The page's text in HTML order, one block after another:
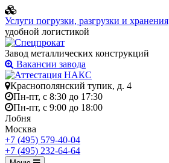
Услуги погрузки, разгрузки и хранения
удобной логистикой
Завод металлических конструкций
Вакансии завода
Краснополянский тупик, д. 4
Пн-пт, с 8:30 до 17:30
Пн-пт, с 9:00 до 18:00
Лобня
Москва
+7 (495) 579-40-04
+7 (495) 232-64-64